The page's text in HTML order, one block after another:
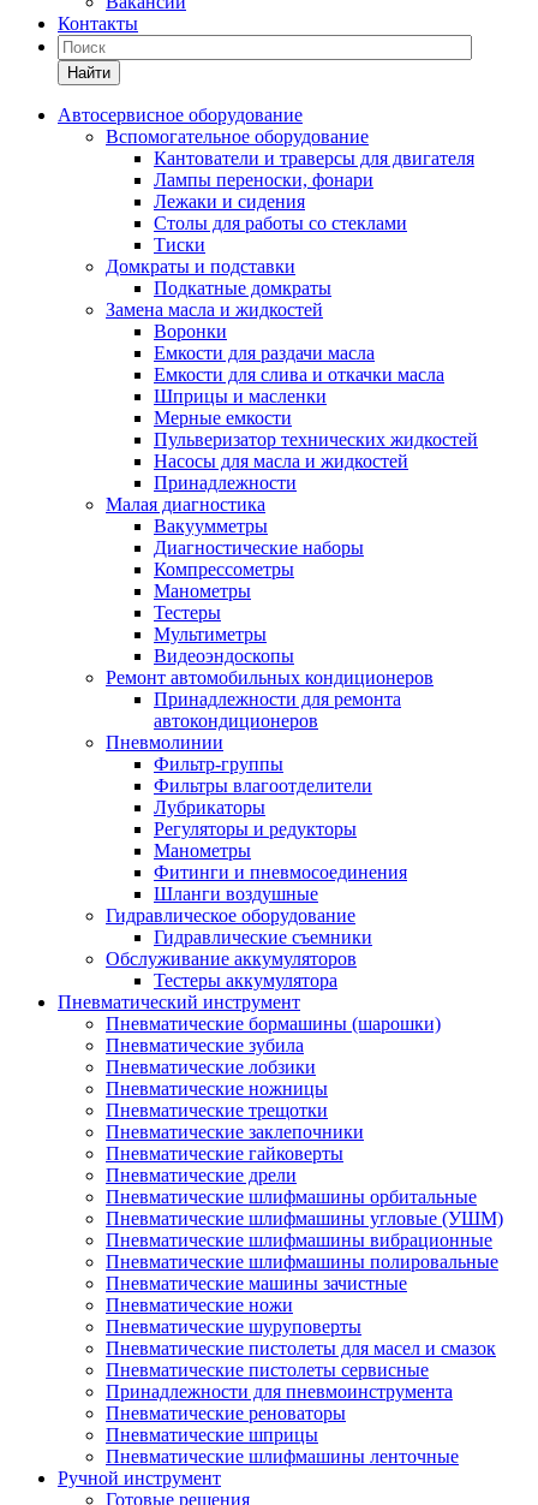
Контакты
Найти
Автосервисное оборудование
Вспомогательное оборудование
Кантователи и траверсы для двигателя
Лампы переноски, фонари
Лежаки и сидения
Столы для работы со стеклами
Тиски
Домкраты и подставки
Подкатные домкраты
Замена масла и жидкостей
Воронки
Емкости для раздачи масла
Емкости для слива и откачки масла
Шприцы и масленки
Мерные емкости
Пульверизатор технических жидкостей
Насосы для масла и жидкостей
Принадлежности
Малая диагностика
Вакуумметры
Диагностические наборы
Компрессометры
Манометры
Тестеры
Мультиметры
Видеоэндоскопы
Ремонт автомобильных кондиционеров
Принадлежности для ремонта
автокондиционеров
Пневмолинии
Фильтр-группы
Фильтры влагоотделители
Лубрикаторы
Регуляторы и редукторы
Манометры
Фитинги и пневмосоединения
Шланги воздушные
Гидравлическое оборудование
Гидравлические съемники
Обслуживание аккумуляторов
Тестеры аккумулятора
Пневматический инструмент
Пневматические бормашины (шарошки)
Пневматические зубила
Пневматические лобзики
Пневматические ножницы
Пневматические трещотки
Пневматические заклепочники
Пневматические гайковерты
Пневматические дрели
Пневматические шлифмашины орбитальные
Пневматические шлифмашины угловые (УШМ)
Пневматические шлифмашины вибрационные
Пневматические шлифмашины полировальные
Пневматические машины зачистные
Пневматические ножи
Пневматические шуруповерты
Пневматические пистолеты для масел и смазок
Пневматические пистолеты сервисные
Принадлежности для пневмоинструмента
Пневматические реноваторы
Пневматические шприцы
Пневматические шлифмашины ленточные
Ручной инструмент
Готовые решения